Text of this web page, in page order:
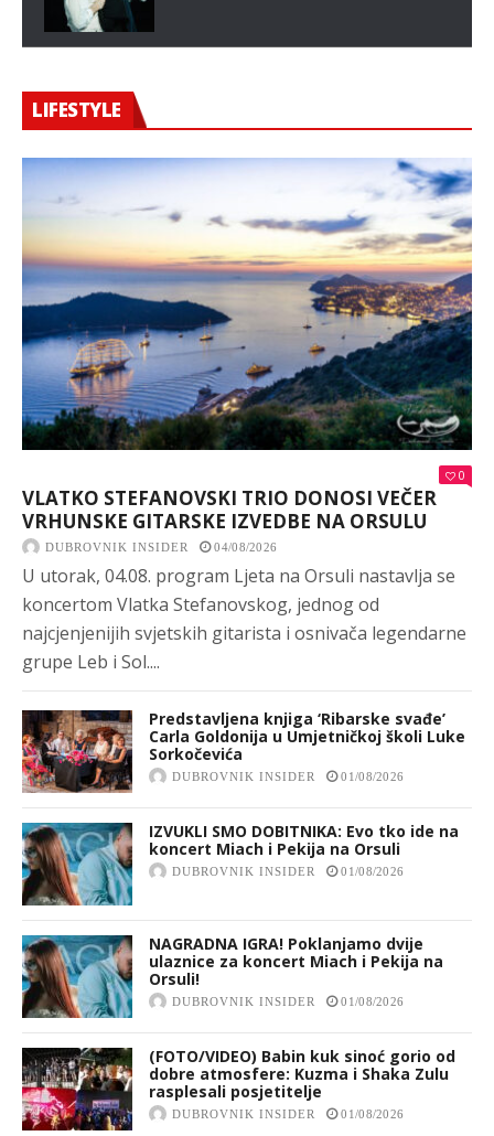
LIFESTYLE
0
VLATKO STEFANOVSKI TRIO DONOSI VEČER
VRHUNSKE GITARSKE IZVEDBE NA ORSULU
DUBROVNIK INSIDER 04/08/2026
U utorak, 04.08. program Ljeta na Orsuli nastavlja se
koncertom Vlatka Stefanovskog, jednog od
najcjenjenijih svjetskih gitarista i osnivača legendarne
grupe Leb i Sol....
Predstavljena knjiga ‘Ribarske svađe’
Carla Goldonija u Umjetničkoj školi Luke
Sorkočevića
DUBROVNIK INSIDER 01/08/2026
IZVUKLI SMO DOBITNIKA: Evo tko ide na
koncert Miach i Pekija na Orsuli
DUBROVNIK INSIDER 01/08/2026
NAGRADNA IGRA! Poklanjamo dvije
ulaznice za koncert Miach i Pekija na
Orsuli!
DUBROVNIK INSIDER 01/08/2026
(FOTO/VIDEO) Babin kuk sinoć gorio od
dobre atmosfere: Kuzma i Shaka Zulu
rasplesali posjetitelje
DUBROVNIK INSIDER 01/08/2026